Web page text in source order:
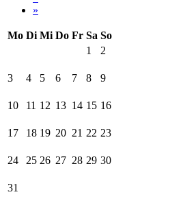
»
Mo Di Mi Do Fr Sa So
1
2
3 4 5 6 7 8 9
10 11 12 13 14 15 16
17 18 19 20 21 22 23
24 25 26 27 28 29 30
31